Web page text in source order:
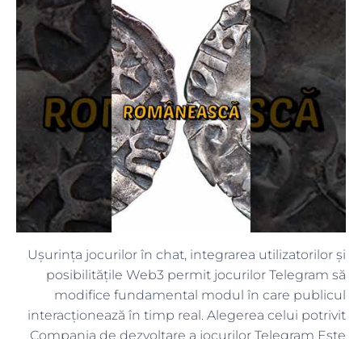
Ușurința jocurilor în chat, integrarea utilizatorilor și
posibilitățile Web3 permit jocurilor Telegram să
modifice fundamental modul în care publicul
interacționează în timp real. Alegerea celui potrivit
Compania de dezvoltare a jocurilor Telegram Este